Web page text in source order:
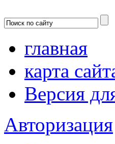
главная
карта
Версия
Авторизация